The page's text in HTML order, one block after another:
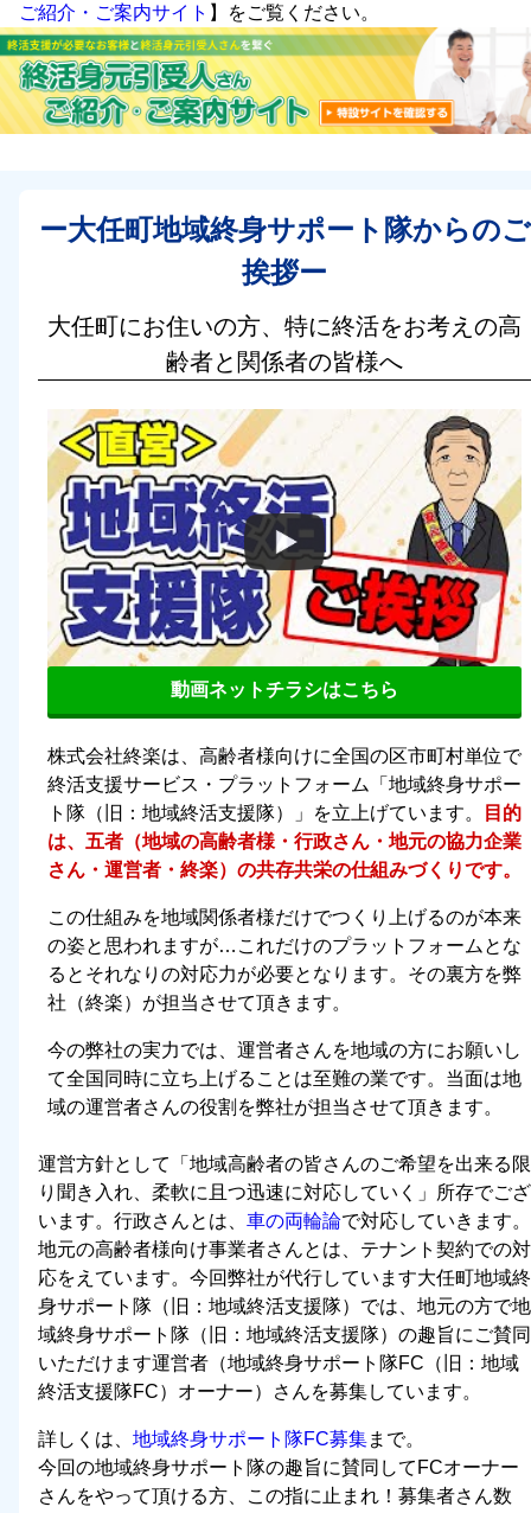
ご紹介・ご案内サイト 】をご覧ください。
ー大任町地域終身サポート隊からのご
挨拶ー
大任町にお住いの方、特に終活をお考えの高
齢者と関係者の皆様へ
動画ネットチラシはこちら
株式会社終楽は、高齢者様向けに全国の区市町村単位で
終活支援サービス・プラットフォーム「地域終身サポー
ト隊（旧：地域終活支援隊）」を立上げています。
目的
は、五者（地域の高齢者様・行政さん・地元の協力企業
さん・運営者・終楽）の共存共栄の仕組みづくりです。
この仕組みを地域関係者様だけでつくり上げるのが本来
の姿と思われますが…これだけのプラットフォームとな
るとそれなりの対応力が必要となります。その裏方を弊
社（終楽）が担当させて頂きます。
今の弊社の実力では、運営者さんを地域の方にお願いし
て全国同時に立ち上げることは至難の業です。当面は地
域の運営者さんの役割を弊社が担当させて頂きます。
運営方針として「 地域高齢者の皆さんのご希望を出来る限
り聞き入れ、柔軟に且つ迅速に対応していく
」所存でござ
います。行政さんとは、 車の両輪論で対応していきます。
地元の高齢者様向け事業者さんとは、テナント契約での対
応をえています。今回弊社が代行しています大任町地域終
身サポート隊（旧：地域終活支援隊）では、地元の方で地
域終身サポート隊（旧：地域終活支援隊）の趣旨にご賛同
いただけます運営者（地域終身サポート隊FC（旧：地域
終活支援隊FC）オーナー）さんを募集しています。
詳しくは、 地域終身サポート隊FC募集まで。
今回の地域終身サポート隊の趣旨に賛同してFCオーナー
さんをやって頂ける方、この指に止まれ！募集者さん数